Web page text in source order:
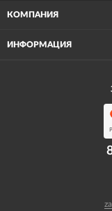
КОМПАНИЯ
ИНФОРМАЦИЯ